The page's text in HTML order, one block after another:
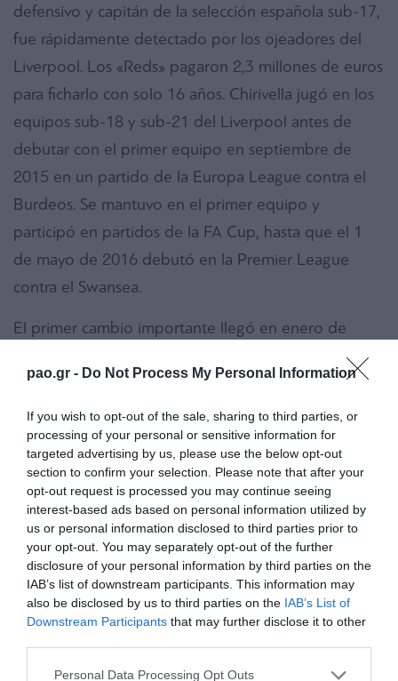
pao.gr - Do Not Process My Personal Information
If you wish to opt-out of the sale, sharing to third parties, or
processing of your personal or sensitive information for
targeted advertising by us, please use the below opt-out
section to confirm your selection. Please note that after your
opt-out request is processed you may continue seeing
interest-based ads based on personal information utilized by
us or personal information disclosed to third parties prior to
your opt-out. You may separately opt-out of the further
disclosure of your personal information by third parties on the
IAB’s list of downstream participants. This information may
also be disclosed by us to third parties on the IAB’s List of
Downstream Participants that may further disclose it to other
Please note that this website/app uses one or more Google
Personal Data Processing Opt Outs
defensivo y capitán de la selección española sub-17,
fue rápidamente detectado por los ojeadores del
Liverpool. Los «Reds» pagaron 2,3 millones de euros
para ficharlo con solo 16 años. Chirivella jugó en los
equipos sub-18 y sub-21 del Liverpool antes de
debutar con el primer equipo en septiembre de
2015 en un partido de la Europa League contra el
Burdeos. Se mantuvo en el primer equipo y
participó en partidos de la FA Cup, hasta que el 1
de mayo de 2016 debutó en la Premier League
contra el Swansea.
El primer cambio importante llegó en enero de
2017 cuando fue cedido al Go Ahead Eagles de los
Países Bajos, donde fue titular casi en todos los
partidos. En la temporada 2017–18, continuó en los
Países Bajos jugando como titular en el Willem II. En
el verano de 2018 regresó al Liverpool y en enero
fue cedido al Extremadura, aunque no llegó a jugar
debido a que su cesión no fue registrada a tiempo
en la federación. Aun así, siguió entrenando con el
equipo español. La temporada 2019–20 fue su
última en el Liverpool, con algunas participaciones
en la Copa de la Liga y la FA Cup.
En 2020 quedó libre y el Nantes no dejó pasar la